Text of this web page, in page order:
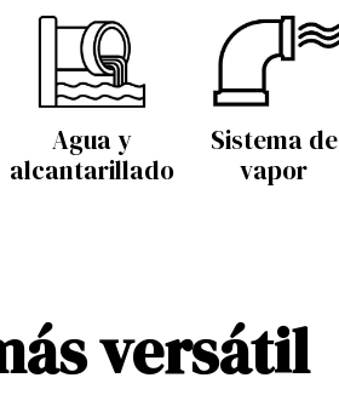
Agua y
alcantarillado
Sistema de
vapor
versátil